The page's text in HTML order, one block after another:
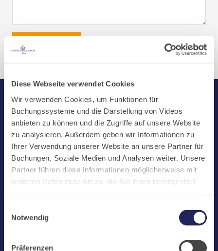
Diese Webseite verwendet Cookies
Wir verwenden Cookies, um Funktionen für
Buchungssysteme und die Darstellung von Videos
anbieten zu können und die Zugriffe auf unsere Website
zu analysieren. Außerdem geben wir Informationen zu
Ihrer Verwendung unserer Website an unsere Partner für
Buchungen, Soziale Medien und Analysen weiter. Unsere
Partner führen diese Informationen möglicherweise mit
weiteren Daten zusammen, die Sie ihnen bereitgestellt
challenges.cloudflare.com: Wir verwenden das online
Buchungssystem MEWS in unserem Hotel und unserem
Notwendig
Präferenzen
Start
Aktuelles
Kloster
Klosterbetriebe
Spenden
Laacher See